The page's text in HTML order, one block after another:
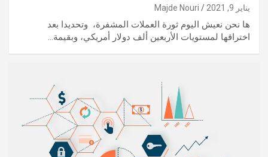
يناير 9, 2021 Majde Nouri
ها نحن نعيش اليوم ثورة العملات المشفرة، وتحديدا بعد
اختراقها لمستويات الأربعين ألف دولار أمريكي، وبقيمة…